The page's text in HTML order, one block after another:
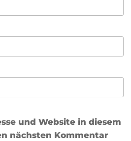
und Website in diesem
nächsten Kommentar